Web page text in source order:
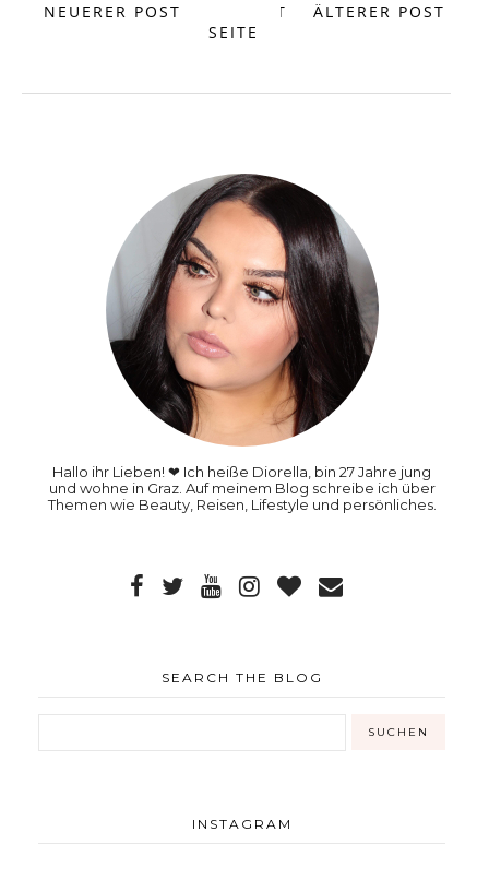
NEUERER POST ÄLTERER POST
START
SEITE
Hallo ihr Lieben! ❤ Ich heiße Diorella, bin 27 Jahre jung
und wohne in Graz. Auf meinem Blog schreibe ich über
Themen wie Beauty, Reisen, Lifestyle und persönliches.
SEARCH THE BLOG
INSTAGRAM